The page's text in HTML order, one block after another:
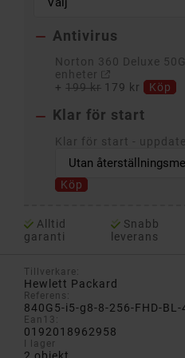
 Antivirus
Norton 360 Deluxe
enheter
+199 kr 179 kr Köp
 Klar för start
Klar för start -
Köp
Alltid
garanti
Snabb
leverans
Tillverkare:
Hewlett Packard
Referens:
840G5-i5-g8-8-256-FHD-BL-
Ean13:
0192018962958
I lager